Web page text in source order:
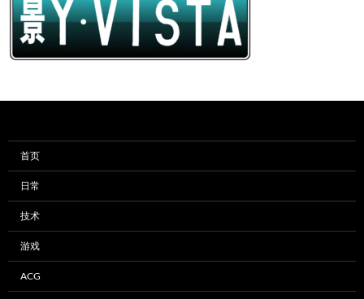
首页
日常
技术
游戏
ACG